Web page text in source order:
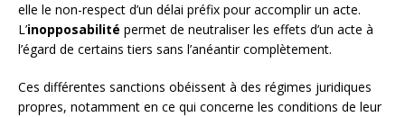
elle le non-respect d’un délai préfix pour accomplir un acte.
L’inopposabilité permet de neutraliser les effets d’un acte à
l’égard de certains tiers sans l’anéantir complètement.
Ces différentes sanctions obéissent à des régimes juridiques
propres, notamment en ce qui concerne les conditions de leur